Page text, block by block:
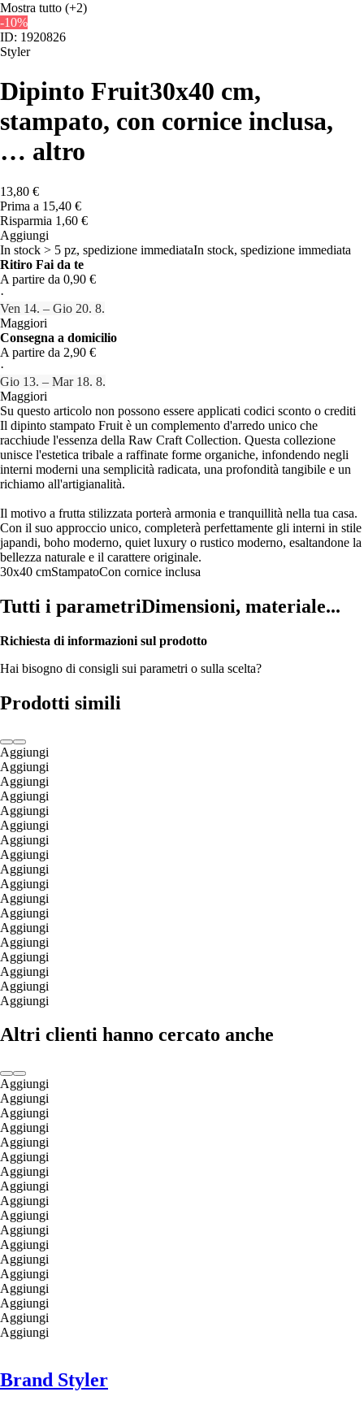
Mostra tutto (+2)
-10%
ID: 1920826
Styler
Dipinto Fruit30x40 cm,
stampato, con cornice inclusa,
… altro
13,80 €
Prima a 15,40 €
Risparmia 1,60 €
Aggiungi
In stock > 5 pz, spedizione immediataIn stock, spedizione immediata
Ritiro Fai da te
A partire da 0,90 €
·
Ven 14. – Gio 20. 8.
Maggiori
Consegna a domicilio
A partire da 2,90 €
·
Gio 13. – Mar 18. 8.
Maggiori
Su questo articolo non possono essere applicati codici sconto o crediti
Il dipinto stampato Fruit è un complemento d'arredo unico che
racchiude l'essenza della Raw Craft Collection. Questa collezione
unisce l'estetica tribale a raffinate forme organiche, infondendo negli
interni moderni una semplicità radicata, una profondità tangibile e un
richiamo all'artigianalità.
Il motivo a frutta stilizzata porterà armonia e tranquillità nella tua casa.
Con il suo approccio unico, completerà perfettamente gli interni in stile
japandi, boho moderno, quiet luxury o rustico moderno, esaltandone la
bellezza naturale e il carattere originale.
30x40 cmStampatoCon cornice inclusa
Tutti i parametriDimensioni, materiale...
Richiesta di informazioni sul prodotto
Hai bisogno di consigli sui parametri o sulla scelta?
Prodotti simili
Aggiungi
Aggiungi
Aggiungi
Aggiungi
Aggiungi
Aggiungi
Aggiungi
Aggiungi
Aggiungi
Aggiungi
Aggiungi
Aggiungi
Aggiungi
Aggiungi
Aggiungi
Aggiungi
Aggiungi
Aggiungi
Altri clienti hanno cercato anche
Aggiungi
Aggiungi
Aggiungi
Aggiungi
Aggiungi
Aggiungi
Aggiungi
Aggiungi
Aggiungi
Aggiungi
Aggiungi
Aggiungi
Aggiungi
Aggiungi
Aggiungi
Aggiungi
Aggiungi
Aggiungi
Brand Styler